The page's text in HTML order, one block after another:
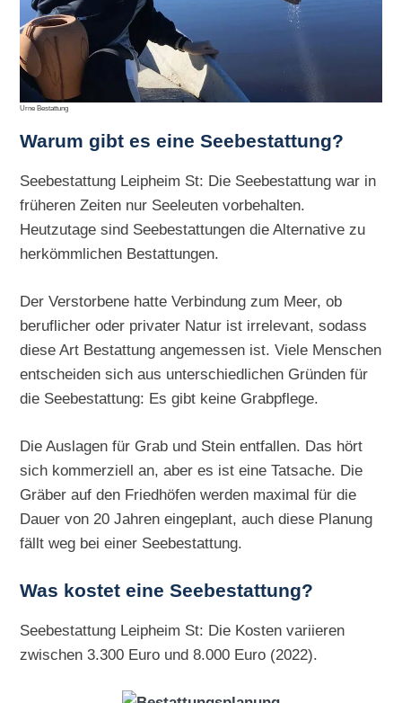
Urne Bestattung
Warum gibt es eine Seebestattung?
Seebestattung Leipheim St: Die Seebestattung war in
früheren Zeiten nur Seeleuten vorbehalten.
Heutzutage sind Seebestattungen die Alternative zu
herkömmlichen Bestattungen.
Der Verstorbene hatte Verbindung zum Meer, ob
beruflicher oder privater Natur ist irrelevant, sodass
diese Art Bestattung angemessen ist. Viele Menschen
entscheiden sich aus unterschiedlichen Gründen für
die Seebestattung: Es gibt keine Grabpflege.
Die Auslagen für Grab und Stein entfallen. Das hört
sich kommerziell an, aber es ist eine Tatsache. Die
Gräber auf den Friedhöfen werden maximal für die
Dauer von 20 Jahren eingeplant, auch diese Planung
fällt weg bei einer Seebestattung.
Was kostet eine Seebestattung?
Seebestattung Leipheim St: Die Kosten variieren
zwischen 3.300 Euro und 8.000 Euro (2022).